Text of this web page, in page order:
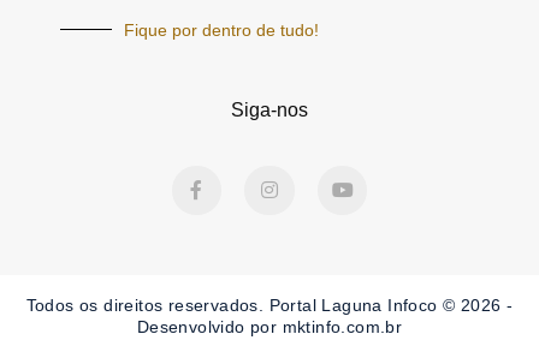
Fique por dentro de tudo!
Siga-nos
a
k
-
n
a
m
o
Todos os direitos reservados. Portal Laguna Infoco © 2026 -
Desenvolvido por mktinfo.com.br